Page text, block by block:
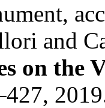
and
on the